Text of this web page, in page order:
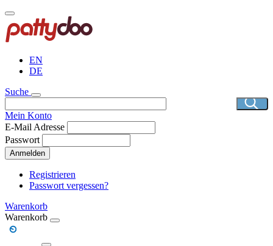
Direkt
zum
Inhalt
EN
DE
Suche
Mein Konto
E-Mail Adresse
Passwort
Anmelden
Registrieren
Passwort vergessen?
Warenkorb
Warenkorb